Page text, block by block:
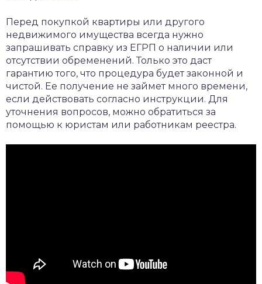
Перед покупкой квартиры или другого
недвижимого имущества всегда нужно
запрашивать справку из ЕГРП о наличии или
отсутствии обременений. Только это даст
гарантию того, что процедура будет законной и
чистой. Ее получение не займет много времени,
если действовать согласно инструкции. Для
уточнения вопросов, можно обратиться за
помощью к юристам или работникам реестра.